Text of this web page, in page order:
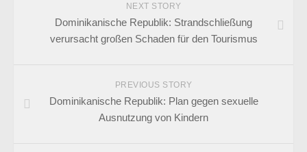
NEXT STORY
Dominikanische Republik: Strandschließung
verursacht großen Schaden für den Tourismus
PREVIOUS STORY
Dominikanische Republik: Plan gegen sexuelle
Ausnutzung von Kindern